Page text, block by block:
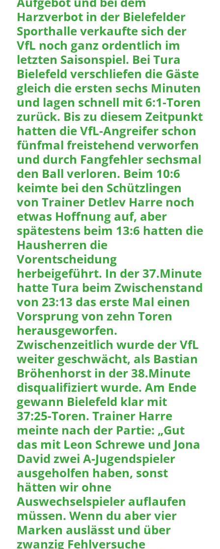
Harzverbot in der Bielefelder
Sporthalle verkaufte sich der
VfL noch ganz ordentlich im
letzten Saisonspiel. Bei Tura
Bielefeld verschliefen die Gäste
gleich die ersten sechs Minuten
und lagen schnell mit 6:1-Toren
zurück. Bis zu diesem Zeitpunkt
hatten die VfL-Angreifer schon
fünfmal freistehend verworfen
und durch Fangfehler sechsmal
den Ball verloren. Beim 10:6
keimte bei den Schützlingen
von Trainer Detlev Harre noch
etwas Hoffnung auf, aber
spätestens beim 13:6 hatten die
Hausherren die
Vorentscheidung
herbeigeführt. In der 37.Minute
hatte Tura beim Zwischenstand
von 23:13 das erste Mal einen
Vorsprung von zehn Toren
herausgeworfen.
Zwischenzeitlich wurde der VfL
weiter geschwächt, als Bastian
Bröhenhorst in der 38.Minute
disqualifiziert wurde. Am Ende
gewann Bielefeld klar mit
37:25-Toren. Trainer Harre
meinte nach der Partie: „Gut
das mit Leon Schrewe und Jona
David zwei A-Jugendspieler
ausgeholfen haben, sonst
hätten wir ohne
Auswechselspieler auflaufen
müssen. Wenn du aber vier
Marken auslässt und über
zwanzig Fehlversuche